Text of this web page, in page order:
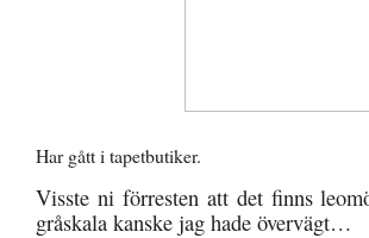
Har gått i tapetbutiker.
Visste ni förresten att det finns
gråskala kanske jag hade övervägt…